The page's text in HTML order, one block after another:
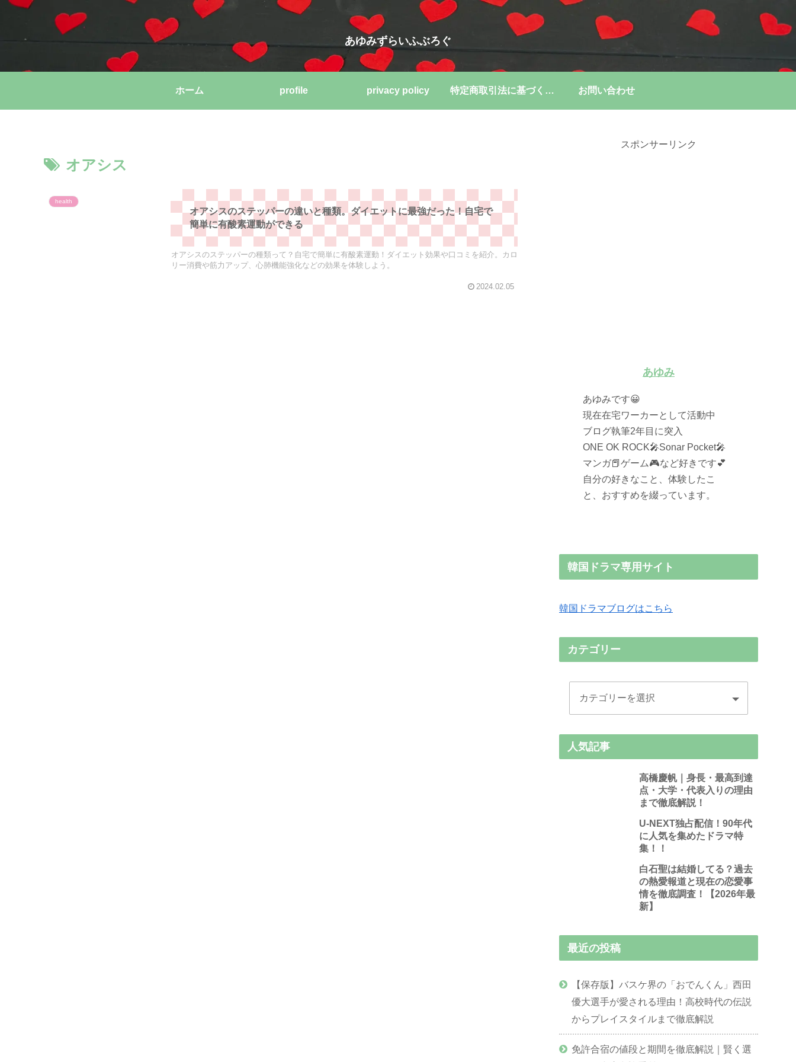
あゆみずらいふぶろぐ
ホーム profile privacy policy 特定商取引法に基づく表記 お問い合わせ
オアシス
health
オアシスのステッパーの違いと種類。ダイエットに最強だった！自宅で
簡単に有酸素運動ができる
オアシスのステッパーの種類って？自宅で簡単に有酸素運動！ダイエット効果や口コミを紹介。カロ
リー消費や筋力アップ、心肺機能強化などの効果を体験しよう。
2024.02.05
スポンサーリンク
あゆみ
あゆみです😀
現在在宅ワーカーとして活動中
ブログ執筆2年目に突入
ONE OK ROCK🎤Sonar Pocket🎤
マンガ📕ゲーム🎮など好きです💕
自分の好きなこと、体験したこ
と、おすすめを綴っています。
韓国ドラマ専用サイト
韓国ドラマブログはこちら
カテゴリー
人気記事
高橋慶帆｜身長・最高到達
点・大学・代表入りの理由
まで徹底解説！
U-NEXT独占配信！90年代
に人気を集めたドラマ特
集！！
白石聖は結婚してる？過去
の熱愛報道と現在の恋愛事
情を徹底調査！【2026年最
新】
最近の投稿
【保存版】バスケ界の「おでんくん」西田
優大選手が愛される理由！高校時代の伝説
からプレイスタイルまで徹底解説
免許合宿の値段と期間を徹底解説｜賢く選